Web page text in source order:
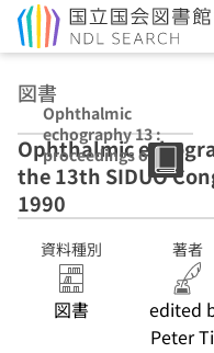
図書
Ophthalmic
echography 13 :
proceedings of
the 13th SIDUO
Congress,
Vienna, Austria,
1990
Ophthalmic
the 13th SIDUO
1990
資料種別
図書
著者
edited
Peter